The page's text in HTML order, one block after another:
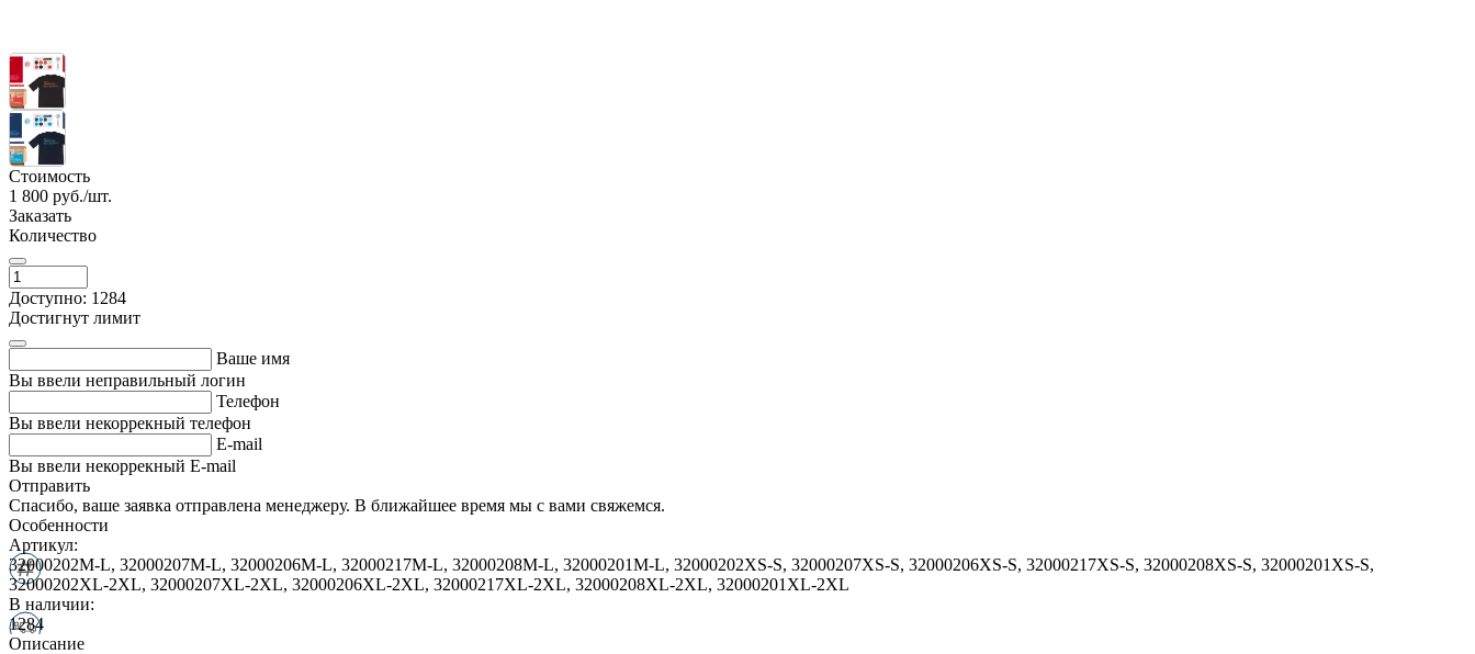
Стоимость
1 800 руб./шт.
Заказать
Количество
Доступно: 1284
Достигнут лимит
Ваше имя
Вы ввели неправильный логин
Телефон
Вы ввели некоррекный телефон
E-mail
Вы ввели некоррекный E-mail
Отправить
Спасибо, ваше заявка отправлена менеджеру. В ближайшее время мы с вами свяжемся.
Особенности
Артикул:
32000202M-L, 32000207M-L, 32000206M-L, 32000217M-L, 32000208M-L, 32000201M-L, 32000202XS-S, 32000207XS-S, 32000206XS-S, 32000217XS-S, 32000208XS-S, 32000201XS-S,
32000202XL-2XL, 32000207XL-2XL, 32000206XL-2XL, 32000217XL-2XL, 32000208XL-2XL, 32000201XL-2XL
В наличии:
1284
Описание